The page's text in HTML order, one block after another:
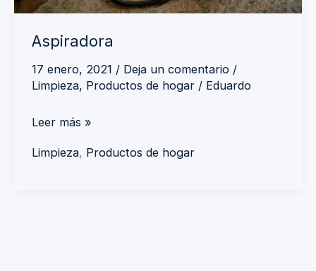
Aspiradora
17 enero, 2021 / Deja un comentario /
Limpieza, Productos de hogar/ Eduardo
Leer más »
Limpieza, Productos de hogar